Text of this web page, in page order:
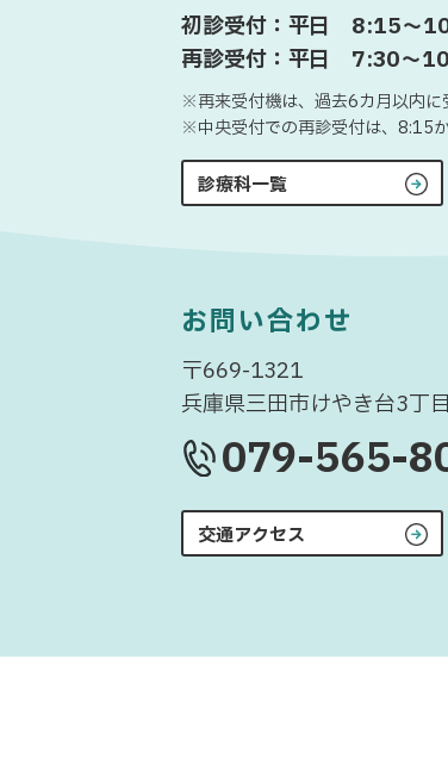
初診受付：平日 8:15〜
再診受付：平日 7:30〜
※再来受付機は、過去6カ月以内に
※中央受付での再診受付は、8:15
診療科一覧
お問い合わせ
〒669-1321
兵庫県三田市けやき台3丁
079-565-
交通アクセス